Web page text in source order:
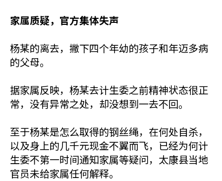
家属质疑，官方集体失声
杨某的离去，撇下四个年幼的孩子和年迈多病
的父母。
据家属反映，杨某去计生委之前精神状态很正
常，没有异常之处，却没想到一去不回。
至于杨某是怎么取得的钢丝绳，在何处自杀，
以及身上的几千元现金不翼而飞，已经为何计
生委不第一时间通知家属等疑问，太康县当地
官员未给家属任何解释。